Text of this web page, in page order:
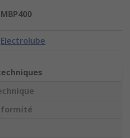
MBP400
Electrolube